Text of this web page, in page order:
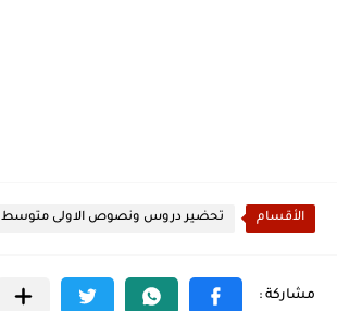
الأقسام تحضير دروس ونصوص الاولى متوسط